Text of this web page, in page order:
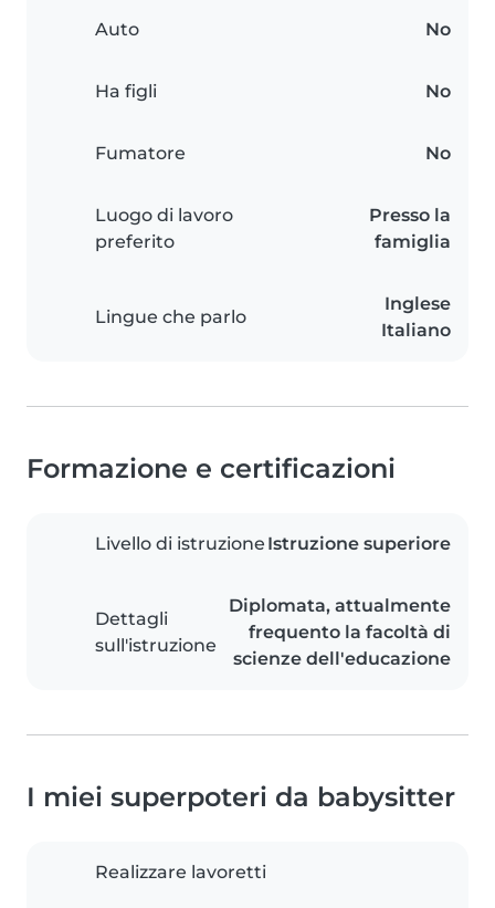
Auto No
Ha figli No
Fumatore No
Luogo di lavoro
preferito
Presso la
famiglia
Lingue che parlo
Inglese
Italiano
Formazione e certificazioni
Livello di istruzione Istruzione superiore
Dettagli
sull'istruzione
Diplomata, attualmente
frequento la facoltà di
scienze dell'educazione
I miei superpoteri da babysitter
Realizzare lavoretti